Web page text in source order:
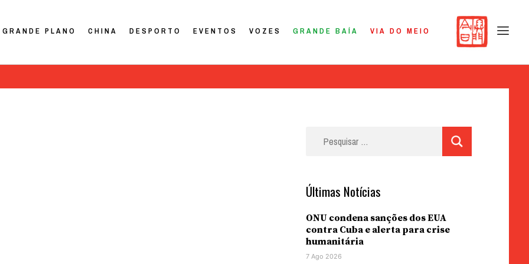
GRANDE PLANO CHINA DESPORTO EVENTOS VOZES GRANDE BAÍA VIA DO MEIO
Últimas Notícias
ONU condena sanções dos EUA
contra Cuba e alerta para crise
humanitária
7 Ago 2026